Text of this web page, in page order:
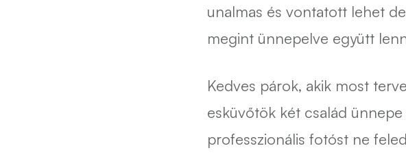
unalmas és vontatott lehet
megint ünnepelve együtt
Kedves párok, akik most
esküvőtök két család
professzionális fotóst ne